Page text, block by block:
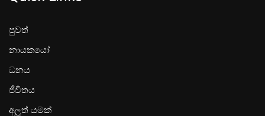
පුවත්
නායකයෝ
ධනය
ජීවිතය
අලූත් යමක්